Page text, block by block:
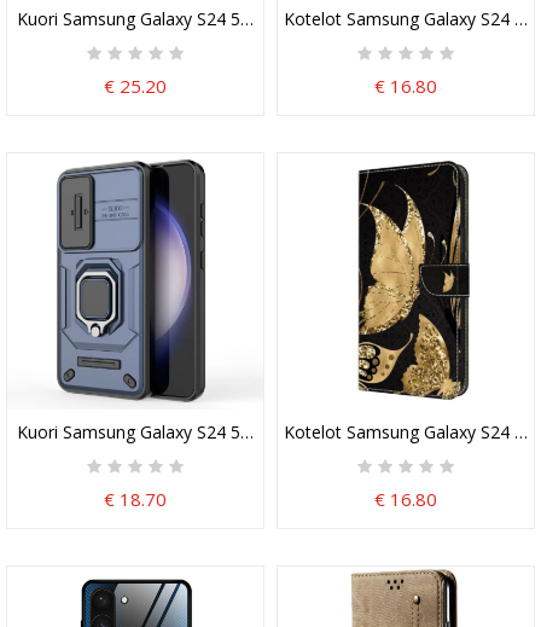
Kuori Samsung Galaxy S24 5g Vakoilun Esto Metallikehyksellä
€ 25.20
Kotelot Samsung Galaxy S24
€ 16.80
Kuori Samsung Galaxy S24 5g Liukulinssin Tuki Ja Suojaus
€ 18.70
Kotelot Samsung Galaxy S24
€ 16.80